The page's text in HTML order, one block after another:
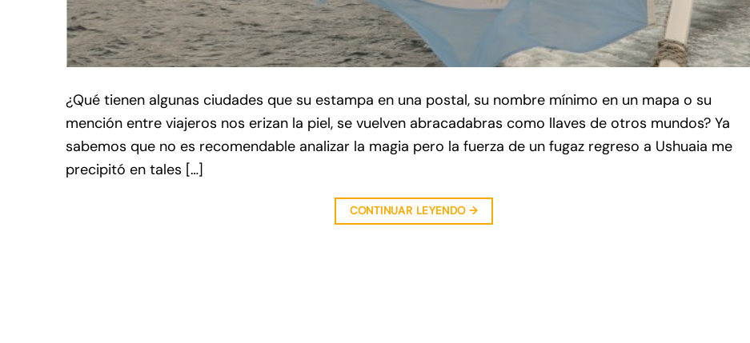
¿Qué tienen algunas ciudades que su estampa en una postal, su nombre mínimo en un mapa o su
mención entre viajeros nos erizan la piel, se vuelven abracadabras como llaves de otros mundos? Ya
sabemos que no es recomendable analizar la magia pero la fuerza de un fugaz regreso a Ushuaia me
precipitó en tales […]
CONTINUAR LEYENDO →